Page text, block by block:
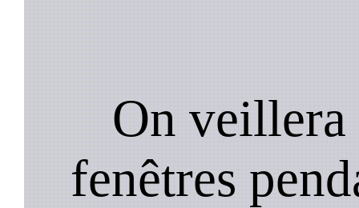
On veillera
fenêtres